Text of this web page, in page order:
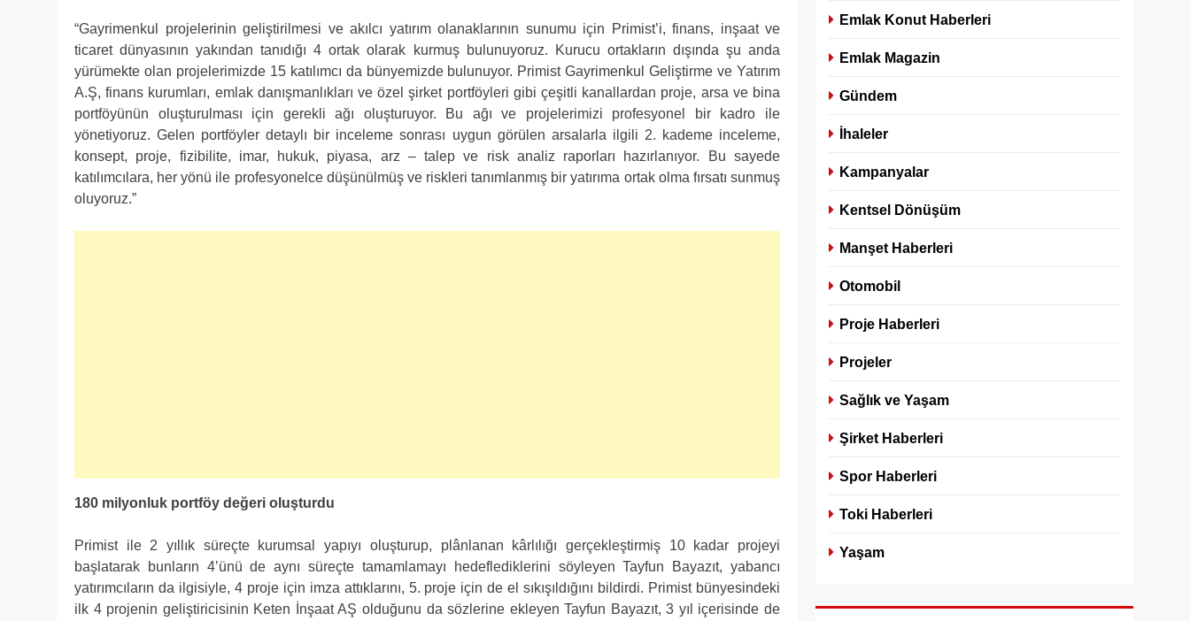
“Gayrimenkul projelerinin geliştirilmesi ve akılcı yatırım olanaklarının sunumu için Primist’i, finans, inşaat ve
ticaret dünyasının yakından tanıdığı 4 ortak olarak kurmuş bulunuyoruz. Kurucu ortakların dışında şu anda
yürümekte olan projelerimizde 15 katılımcı da bünyemizde bulunuyor. Primist Gayrimenkul Geliştirme ve Yatırım
A.Ş, finans kurumları, emlak danışmanlıkları ve özel şirket portföyleri gibi çeşitli kanallardan proje, arsa ve bina
portföyünün oluşturulması için gerekli ağı oluşturuyor. Bu ağı ve projelerimizi profesyonel bir kadro ile
yönetiyoruz. Gelen portföyler detaylı bir inceleme sonrası uygun görülen arsalarla ilgili 2. kademe inceleme,
konsept, proje, fizibilite, imar, hukuk, piyasa, arz – talep ve risk analiz raporları hazırlanıyor. Bu sayede
katılımcılara, her yönü ile profesyonelce düşünülmüş ve riskleri tanımlanmış bir yatırıma ortak olma fırsatı sunmuş
oluyoruz.”
180 milyonluk portföy değeri oluşturdu
Primist ile 2 yıllık süreçte kurumsal yapıyı oluşturup, plânlanan kârlılığı gerçekleştirmiş 10 kadar projeyi
başlatarak bunların 4’ünü de aynı süreçte tamamlamayı hedeflediklerini söyleyen Tayfun Bayazıt, yabancı
yatırımcıların da ilgisiyle, 4 proje için imza attıklarını, 5. proje için de el sıkışıldığını bildirdi. Primist bünyesindeki
ilk 4 projenin geliştiricisinin Keten İnşaat AŞ olduğunu da sözlerine ekleyen Tayfun Bayazıt, 3 yıl içerisinde de
Emlak Konut Haberleri
Emlak Magazin
Gündem
İhaleler
Kampanyalar
Kentsel Dönüşüm
Manşet Haberleri
Otomobil
Proje Haberleri
Projeler
Sağlık ve Yaşam
Şirket Haberleri
Spor Haberleri
Toki Haberleri
Yaşam